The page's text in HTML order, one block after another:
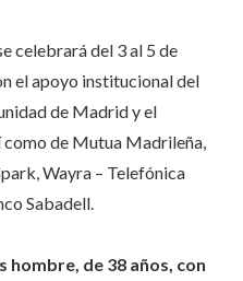
celebrará del 3 al 5 de
el apoyo institucional del
de Madrid y el
de Mutua Madrileña,
Wayra – Telefónica
Sabadell.
hombre, de 38 años, con